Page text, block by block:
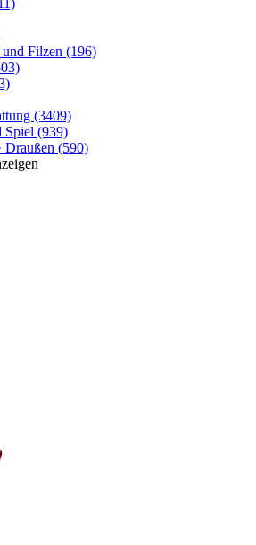
und Filzen (196)
(3409)
Spiel (939)
Draußen (590)